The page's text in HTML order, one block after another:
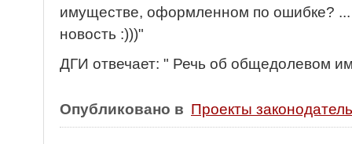
имуществе, оформленном по ошибке?
новость :)))"
ДГИ отвечает: " Речь об общедолевом
Опубликовано в Проекты